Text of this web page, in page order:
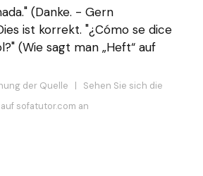
(Danke. - Gern
ist korrekt. "¿Cómo se dice
(Wie sagt man „Heft“ auf
der Quelle | Sehen Sie sich die
sofatutor.com an